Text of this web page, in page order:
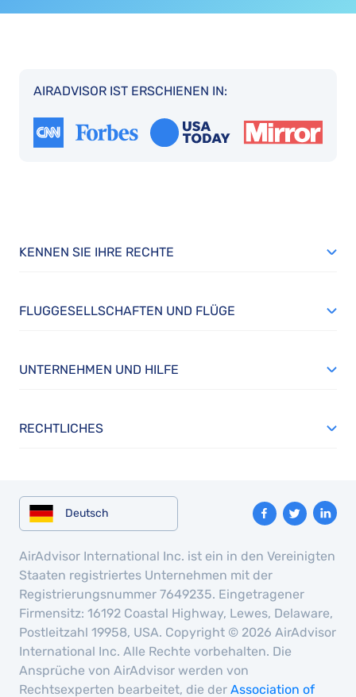
AIRADVISOR IST ERSCHIENEN IN:
KENNEN SIE IHRE RECHTE
FLUGGESELLSCHAFTEN UND FLÜGE
UNTERNEHMEN UND HILFE
RECHTLICHES
Deutsch
AirAdvisor International Inc. ist ein in den Vereinigten
Staaten registriertes Unternehmen mit der
Registrierungsnummer 7649235. Eingetragener
Firmensitz: 16192 Coastal Highway, Lewes, Delaware,
Postleitzahl 19958, USA. Copyright © 2026 AirAdvisor
International Inc. Alle Rechte vorbehalten. Die
Ansprüche von AirAdvisor werden von
Rechtsexperten bearbeitet, die der Association of